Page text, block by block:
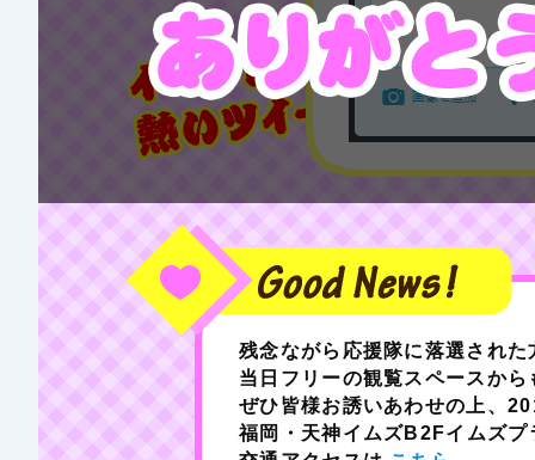
残念ながら応援隊に落選され
当日フリーの観覧スペースか
ぜひ皆様お誘いあわせの上、
福岡・天神イムズB2Fイムズ